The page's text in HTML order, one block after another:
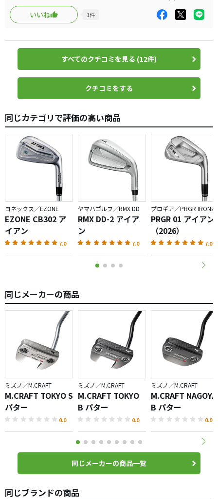
打感は柔らかいのにインパクトがしっかり手に伝わり弾い
て飛ぶ
シャフトは色々試した結果…今までマッスルを使ってた分
相当優しく感じた。TRAVIL95？が軽やや硬シャフトで振り
にいっても抑えて打っても曲がりが少なくイメージのドロー
もフェードも打てる。自分はアイアンはフェードの方がイ
になるため当シャフトを選定。110g台の試打は出来なかっ
たが90g台の数値が良かったのでそのまま90g台でスペッ
ク。5月末に届くのが楽しみで仕方ない！
■試打データ上だと、シャフト選びでクラブの性質が全然
変わりそうだな。と感じた。
DGS200だと少しドロー系になるイメージだった。X100も
試打出来たが球が上ではなく前に推進力がかかるためか弾
道低めドローになり飛距離がさらに伸び、アイアンとして
すこし扱いにくそうだった。
ないので自分的に小さなヘッドに抵抗が無いです。むしろ最近は
大きなヘッドのほうが困惑しています。
シャフトをDGS200→TRAVILで試すと悩んでいた引っ掛けも無く
です。久々の80切目指してモチベーション上がっています！！
いいね 1件
すべてのクチコミを見る (12件)
クチコミをする
同じカテゴリで評価の高い商品
ヨネックス／EZONE
EZONE CB302 ア
イアン
7.0
ヤマハゴルフ／RMX DD
RMX DD-2 アイア
ン
7.0
プロギア／PRGR IRONs
PRGR 01 アイアン
（2026）
7.0
同じメーカーの商品
ミズノ／M.CRAFT
M.CRAFT TOKYO S
パター
0.0
ミズノ／M.CRAFT
M.CRAFT TOKYO
B パター
0.0
ミズノ／M.CRAFT
M.CRAFT NAGOYA
B パター
0.0
同じメーカーの商品一覧
同じブランドの商品